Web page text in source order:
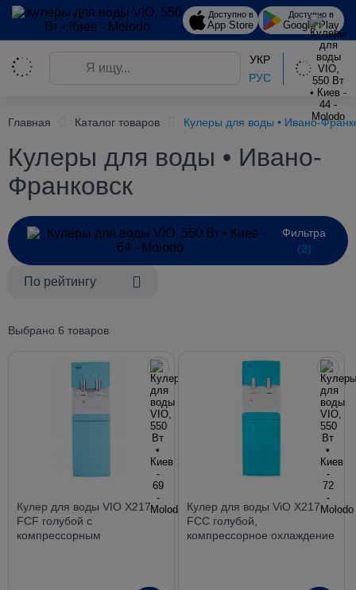
Доступно в
App Store
Доступно в
Google Play
УКР
РУС
Главная Каталог товаров Кулеры для воды • Ивано-
Кулеры для воды • Ивано-
Франковск
Фильтра
(2)
По рейтингу
Выбрано 6 товаров
Кулер для воды VIO Х217-
FCF голубой с
компрессорным
Кулер для воды ViO X217-
FCC голубой,
компрессорное охлаждение